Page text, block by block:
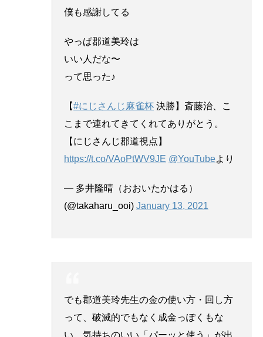
僕も感謝してる
やっぱ郡道美玲は
いい人だな〜
って思った♪
【#にじさんじ麻雀杯 決勝】斎藤治、こ
こまで連れてきてくれてありがとう。
【にじさんじ郡道視点】
https://t.co/VAoPtWV9JE @YouTubeより
— 多井隆晴（おおいたかはる）
(@takaharu_ooi) January 13, 2021
でも郡道美玲先生の金の使い方・回し方
って、破滅的でもなく成金っぽくもな
い、気持ちのいい「パーッと使う」が出